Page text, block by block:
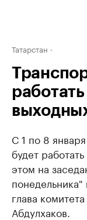
Татарстан
С 1 по 8
будет
этом на
глава
Абдулхаков.